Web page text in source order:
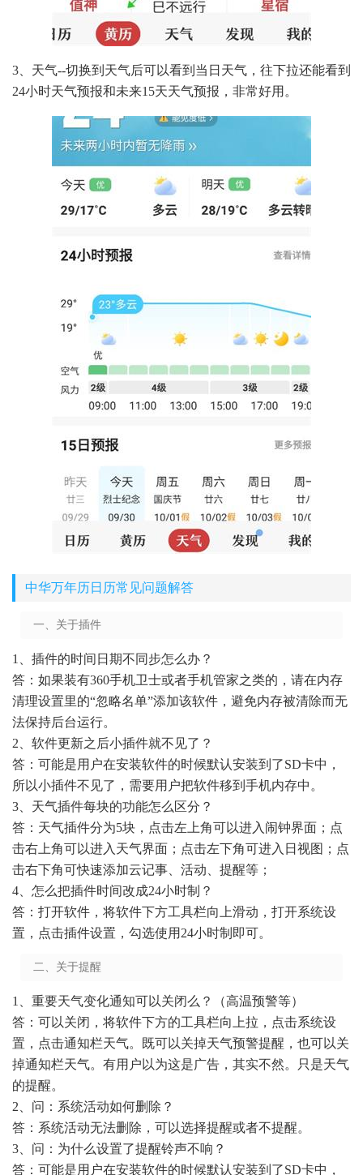
3、天气--切换到天气后可以看到当日天气，往下拉还能看到
24小时天气预报和未来15天天气预报，非常好用。
中华万年历日历常见问题解答
一、关于插件
1、插件的时间日期不同步怎么办？
答：如果装有360手机卫士或者手机管家之类的，请在内存
清理设置里的“忽略名单”添加该软件，避免内存被清除而无
法保持后台运行。
2、软件更新之后小插件就不见了？
答：可能是用户在安装软件的时候默认安装到了SD卡中，
所以小插件不见了，需要用户把软件移到手机内存中。
3、天气插件每块的功能怎么区分？
答：天气插件分为5块，点击左上角可以进入闹钟界面；点
击右上角可以进入天气界面；点击左下角可进入日视图；点
击右下角可快速添加云记事、活动、提醒等；
4、怎么把插件时间改成24小时制？
答：打开软件，将软件下方工具栏向上滑动，打开系统设
置，点击插件设置，勾选使用24小时制即可。
二、关于提醒
1、重要天气变化通知可以关闭么？（高温预警等）
答：可以关闭，将软件下方的工具栏向上拉，点击系统设
置，点击通知栏天气。既可以关掉天气预警提醒，也可以关
掉通知栏天气。有用户以为这是广告，其实不然。只是天气
的提醒。
2、问：系统活动如何删除？
答：系统活动无法删除，可以选择提醒或者不提醒。
3、问：为什么设置了提醒铃声不响？
答：可能是用户在安装软件的时候默认安装到了SD卡中，